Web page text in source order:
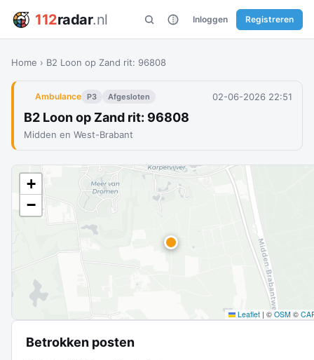
112radar.nl Inloggen Registreren
Home › B2 Loon op Zand rit: 96808
Ambulance P3 Afgesloten 02-06-2026 22:51
B2 Loon op Zand rit: 96808
Midden en West-Brabant
+
−
Leaflet | © OSM ©
Betrokken posten